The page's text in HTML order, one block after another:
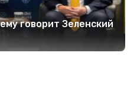
говорит Зеленский